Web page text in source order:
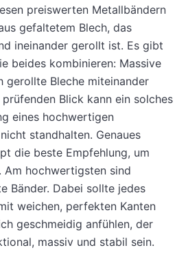
preiswerten Metallbändern
gefaltetem Blech, das
ineinander gerollt ist. Es gibt
beides kombinieren: Massive
gerollte Bleche miteinander
Blick kann ein solches
eines hochwertigen
standhalten. Genaues
die beste Empfehlung, um
Am hochwertigsten sind
Bänder. Dabei sollte jedes
weichen, perfekten Kanten
geschmeidig anfühlen, der
massiv und stabil sein.